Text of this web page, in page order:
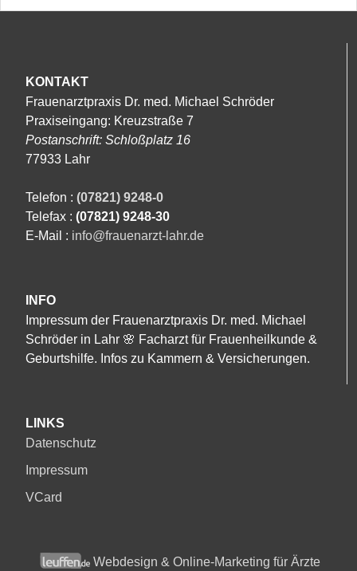
KONTAKT
Frauenarztpraxis Dr. med. Michael Schröder
Praxiseingang: Kreuzstraße 7
Postanschrift: Schloßplatz 16
77933 Lahr
Telefon : (07821) 9248-0
Telefax : (07821) 9248-30
E-Mail : info@frauenarzt-lahr.de
INFO
Impressum der Frauenarztpraxis Dr. med. Michael
Schröder in Lahr 🌸 Facharzt für Frauenheilkunde &
Geburtshilfe. Infos zu Kammern & Versicherungen.
LINKS
Datenschutz
Impressum
VCard
Webdesign & Online-Marketing für Ärzte